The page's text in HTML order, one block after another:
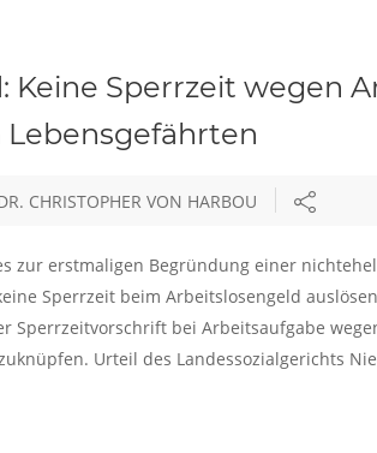
Keine Sperrzeit wegen
CHRISTOPHER VON HARBOU
zur erstmaligen Begründung einer
Sperrzeit beim Arbeitslosengeld
Sperrzeitvorschrift bei Arbeitsaufgabe
Urteil des Landessozialgerichts